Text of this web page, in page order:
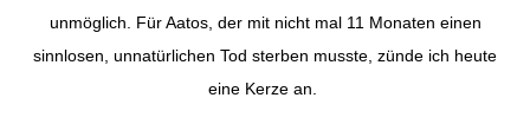
unmöglich. Für Aatos, der mit nicht mal 11 Monaten einen
sinnlosen, unnatürlichen Tod sterben musste, zünde ich heute
eine Kerze an.